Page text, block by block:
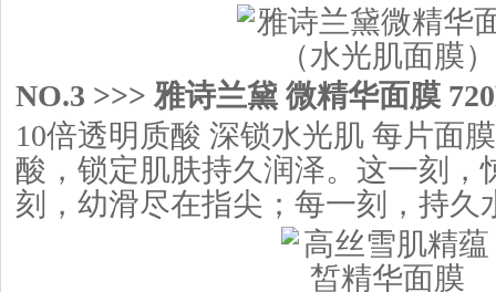
NO.3 >>> 雅诗兰黛 微精华面膜
10倍透明质酸 深锁水光肌 每片面
酸，锁定肌肤持久润泽。这一刻，
刻，幼滑尽在指尖；每一刻，持久